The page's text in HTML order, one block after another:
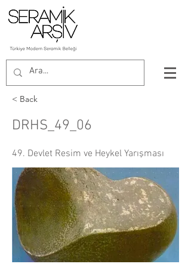
< Back
DRHS_49_06
49. Devlet Resim ve Heykel Yarışması